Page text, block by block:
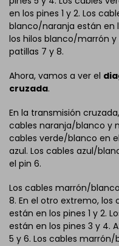
en los pines 1 y 2. Los
blanco/naranja están en
los hilos blanco/marrón
patillas 7 y 8.
Ahora, vamos a ver el
cruzada.
En la transmisión
cables naranja/blanco y
cables verde/blanco en
azul. Los cables azul/
el pin 6.
Los cables marrón/
8. En el otro extremo,
están en los pines 1 y 2.
están en los pines 3 y 4.
5 y 6. Los cables